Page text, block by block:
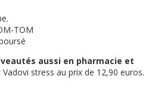
TOM
aussi en pharmacie et
Vadovi stress au prix de 12,90 euros.